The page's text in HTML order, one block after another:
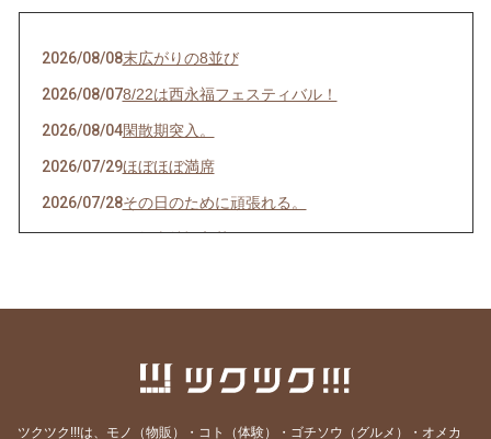
2026/08/08末広がりの8並び
2026/08/078/22は西永福フェスティバル！
2026/08/04閑散期突入。
2026/07/29ほぼほぼ満席
2026/07/28その日のために頑張れる。
2026/07/27天然岩牡蠣入荷
2026/07/21明けましてお疲れ様！
ツクツク!!!は、モノ（物販）・コト（体験）・ゴチソウ（グルメ）・オメカ